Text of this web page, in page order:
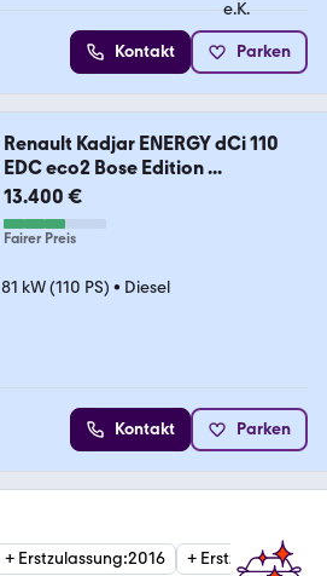
Kontakt Parken
Renault Kadjar ENERGY dCi 110
EDC eco2 Bose Edition ...
13.400 €
Fairer Preis
81 kW (110 PS) • Diesel
Kontakt Parken
+ Erstzulassung:2016 + Erstzulassung